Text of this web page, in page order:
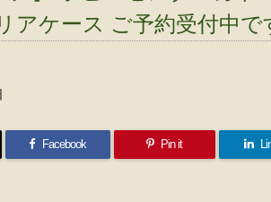
アケース ご予約受付中で
Facebook Pin it